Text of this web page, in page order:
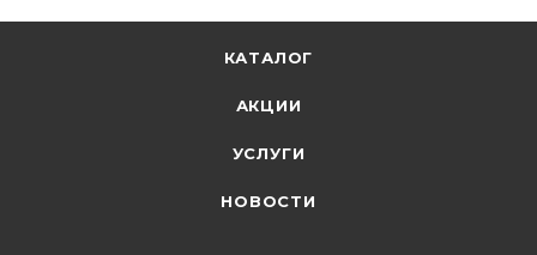
КАТАЛОГ
АКЦИИ
УСЛУГИ
НОВОСТИ